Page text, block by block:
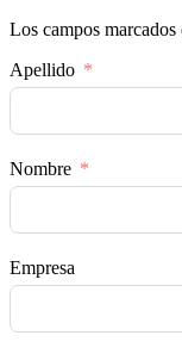
Los campos
Apellido
Nombre
Empresa